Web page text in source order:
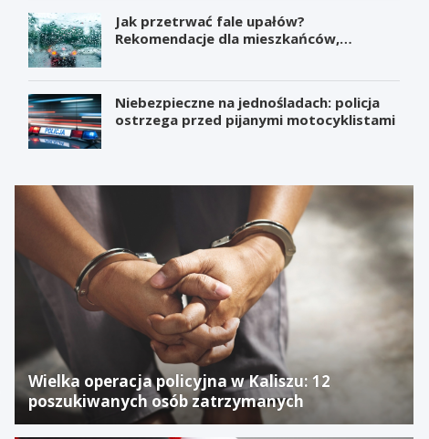
Jak przetrwać fale upałów?
Rekomendacje dla mieszkańców,
Niebezpieczne na jednośladach: policja
ostrzega przed pijanymi motocyklistami
Wielka operacja policyjna w Kaliszu: 12
poszukiwanych osób zatrzymanych